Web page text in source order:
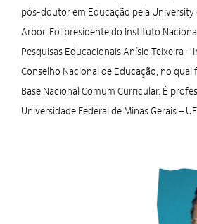
pós-doutor em Educação pela
Arbor. Foi presidente do Instituto
Pesquisas Educacionais Anísio Teixeira –
Conselho Nacional de Educação, no
Base Nacional Comum Curricular. É
Universidade Federal de Minas Gerais –